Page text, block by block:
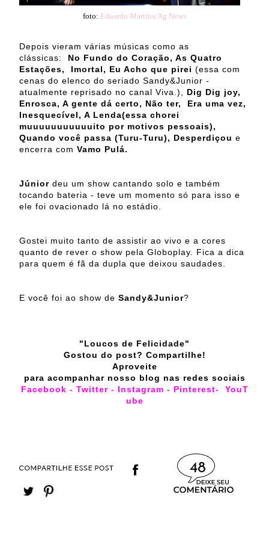
foto: Eduardo Martins/Ag News
Depois vieram várias músicas como as
clássicas:
No Fundo do Coração, As Quatro
Estações, Imortal, Eu Acho que pirei (essa com
cenas do elenco do seriado Sandy&Junior -
atualmente reprisado no canal Viva.), Dig Dig joy,
Enrosca, A gente dá certo, Não ter, Era uma vez,
Inesquecível, A Lenda(essa chorei
muuuuuuuuuuuito por motivos pessoais),
Quando você passa (Turu-Turu), Desperdiçou e
encerra com Vamo Pulá.
Júnior deu um show cantando solo e também
tocando bateria - teve um momento só para isso e
ele foi ovacionado lá no estádio.
Gostei muito tanto de assistir ao vivo e a cores
quanto de rever o show pela Globoplay. Fica a dica
para quem é fã da dupla que deixou saudades.
E você foi ao show de Sandy&Junior?
"Loucos de Felicidade"
Gostou do post? Compartilhe!
Aproveite
para acompanhar nosso blog nas redes sociais
Facebook - Twitter- Instagram - Pinterest-
YouT
ube
48